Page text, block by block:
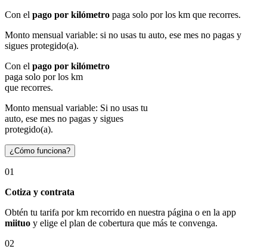
Con el pago por kilómetro paga solo por los km que recorres.
Monto mensual variable: si no usas tu auto, ese mes no pagas y
sigues protegido(a).
Con el pago por kilómetro
paga solo por los km
que recorres.
Monto mensual variable: Si no usas tu
auto, ese mes no pagas y sigues
protegido(a).
¿Cómo funciona?
01
Cotiza y contrata
Obtén tu tarifa por km recorrido en nuestra página o en la app
miituo y elige el plan de cobertura que más te convenga.
02